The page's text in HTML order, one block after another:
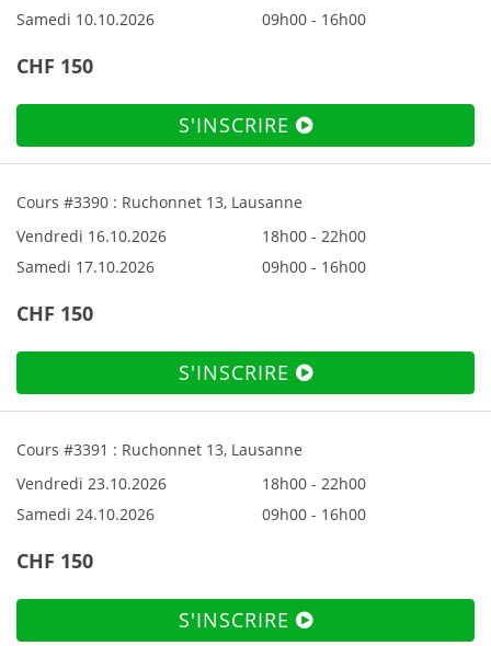
Samedi 10.10.2026
09h00 - 16h00
CHF 150
S'INSCRIRE
Cours #3390 : Ruchonnet 13, Lausanne
Vendredi 16.10.2026
18h00 - 22h00
Samedi 17.10.2026
09h00 - 16h00
CHF 150
S'INSCRIRE
Cours #3391 : Ruchonnet 13, Lausanne
Vendredi 23.10.2026
18h00 - 22h00
Samedi 24.10.2026
09h00 - 16h00
CHF 150
S'INSCRIRE